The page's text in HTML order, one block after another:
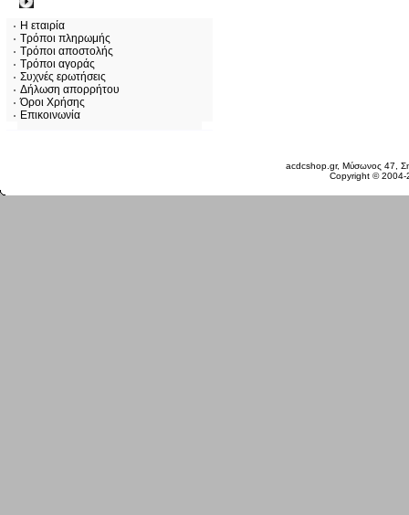
Η εταιρία
Τρόποι πληρωμής
Τρόποι αποστολής
Τρόποι αγοράς
Συχνές ερωτήσεις
Δήλωση απορρήτου
Όροι Χρήσης
Επικοινωνία
acdcshop.gr, Μύσωνος 47,
Copyright ©